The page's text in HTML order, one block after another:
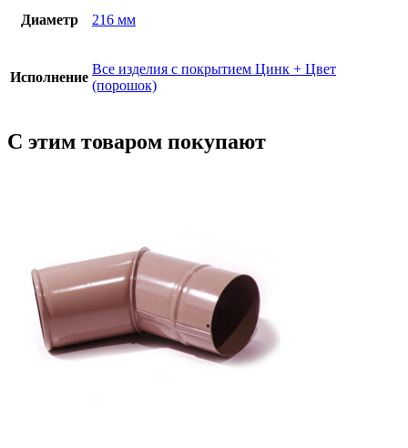
Диаметр 216 мм
Исполнение
Все изделия с покрытием Цинк + Цвет
(порошок)
С этим товаром покупают